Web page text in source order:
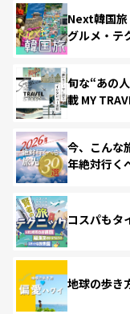
Next韓国
グルメ・テ
旬な“あの
載 MY
今、こんな
年絶対行く
コスパもタ
地球の歩き